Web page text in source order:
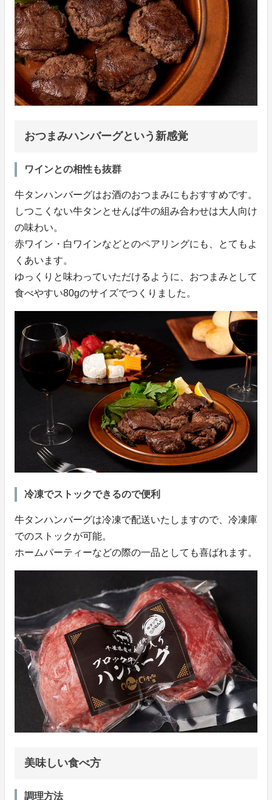
おつまみハンバーグという新感覚
ワインとの相性も抜群
牛タンハンバーグはお酒のおつまみにもおすすめです。
しつこくない牛タンとせんば牛の組み合わせは大人向け
の味わい。
赤ワイン・白ワインなどとのペアリングにも、とてもよ
くあいます。
ゆっくりと味わっていただけるように、おつまみとして
食べやすい80gのサイズでつくりました。
冷凍でストックできるので便利
牛タンハンバーグは冷凍で配送いたしますので、冷凍庫
でのストックが可能。
ホームパーティーなどの際の一品としても喜ばれます。
美味しい食べ方
調理方法